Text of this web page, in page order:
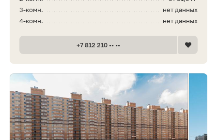
нет данных
3-комн.
нет данных
4-комн.
+7 812 210 •• ••